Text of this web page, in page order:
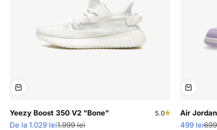
Yeezy Boost 350 V2 "Bone" 5.0
Pret redus
De la 1.029 leiPret normal
1.999 lei
Air
Pret redus
499 lei